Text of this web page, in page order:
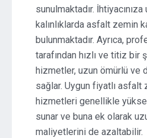
sunulmaktadır.
kalınlıklarda asfalt zemin
bulunmaktadır. Ayrıca,
tarafından hızlı ve titiz bir
hizmetler, uzun ömürlü ve
sağlar. Uygun fiyatlı asfalt
hizmetleri genellikle
sunar ve buna ek olarak
maliyetlerini de azaltabilir.